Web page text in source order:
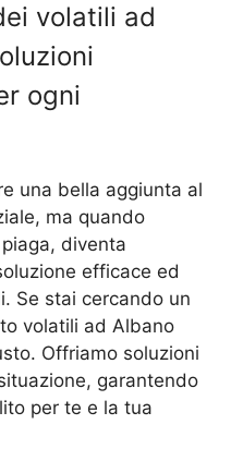
volatili ad
ogni
una bella aggiunta al
ma quando
diventa
efficace ed
Se stai cercando un
volatili ad Albano
Offriamo soluzioni
garantendo
per te e la tua